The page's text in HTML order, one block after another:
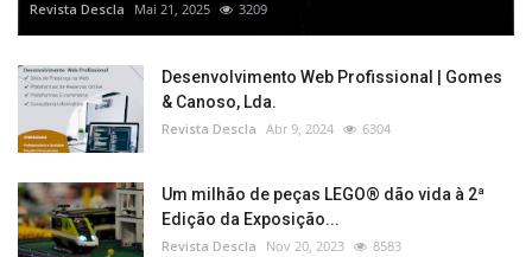
Revista Descla Mai 21, 2025 3209
Desenvolvimento Web Profissional | Gomes
& Canoso, Lda.
Revista Descla Abr 9, 2024 6304
Um milhão de peças LEGO® dão vida à 2ª
Edição da Exposição...
Revista Descla Nov 20, 2023 8583